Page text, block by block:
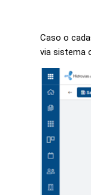
Caso o
via sistema